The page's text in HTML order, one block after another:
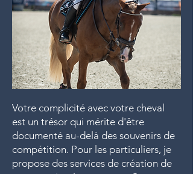
Votre complicité avec votre cheval
est un trésor qui mérite d'être
documenté au-delà des souvenirs de
compétition. Pour les particuliers, je
propose des services de création de